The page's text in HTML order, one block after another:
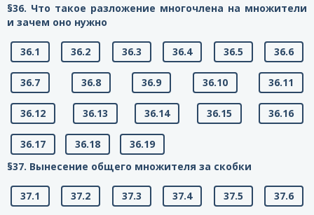
§36. Что такое разложение многочлена на множители
и зачем оно нужно
36.1 36.2 36.3 36.4 36.5 36.6
36.7 36.8 36.9 36.10 36.11
36.12 36.13 36.14 36.15 36.16
36.17 36.18
36.19
§37. Вынесение общего множителя за скобки
37.1 37.2 37.3 37.4 37.5 37.6